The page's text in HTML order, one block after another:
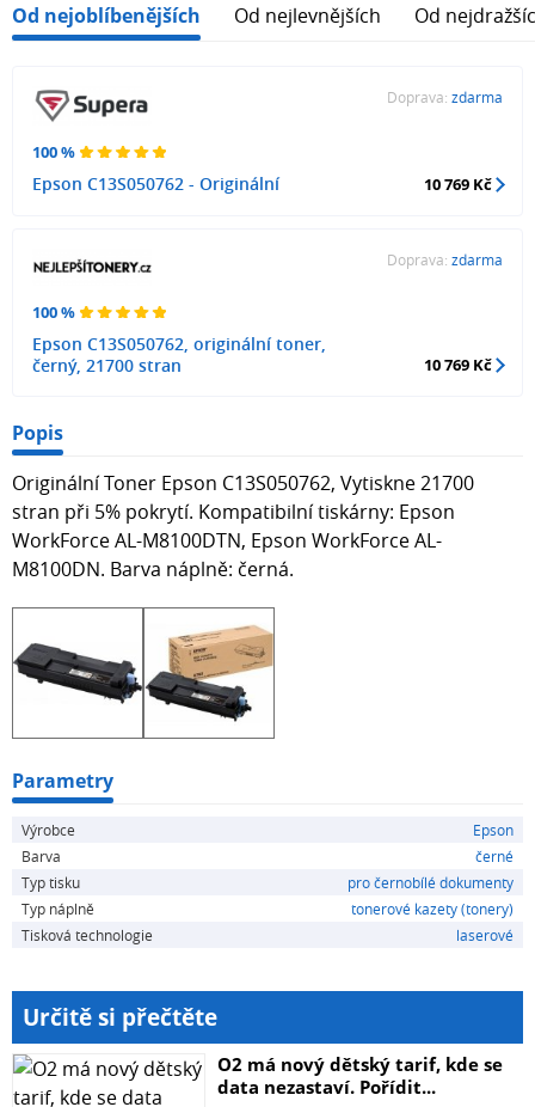
Od nejoblíbenějších Od nejlevnějších Od
100 %
Epson C13S050762 - Originální
Doprava: zdarma
10 769 Kč
100 %
Epson C13S050762, originální toner,
černý, 21700 stran
Doprava: zdarma
10 769 Kč
Popis
Originální Toner Epson C13S050762, Vytiskne 21700
stran při 5% pokrytí. Kompatibilní tiskárny: Epson
WorkForce AL-M8100DTN, Epson WorkForce AL-
M8100DN. Barva náplně: černá.
Parametry
Výrobce
Epson
Barva
černé
Typ tisku
pro černobílé dokumenty
Typ náplně
tonerové kazety (tonery)
Tisková technologie
laserové
Určitě si přečtěte
O2 má nový dětský tarif, kde se
data nezastaví. Pořídit...